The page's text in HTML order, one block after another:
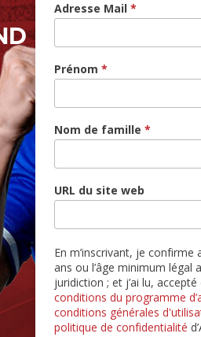
Adresse Mail *
Prénom *
Nom de famille *
URL du site web
En m’inscrivant, je confirme
ans ou l’âge minimum légal
juridiction ; et j’ai lu,
conditions du programme
conditions générales
politique de confidentialité